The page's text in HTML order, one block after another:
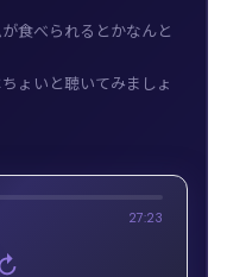
食べられるとかなんと
ょいと聴いてみましょ
27:23